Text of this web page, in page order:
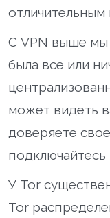
отличительным
С VPN выше мы
была все или
может видеть
доверяете
подключайтесь
У Tor
Tor